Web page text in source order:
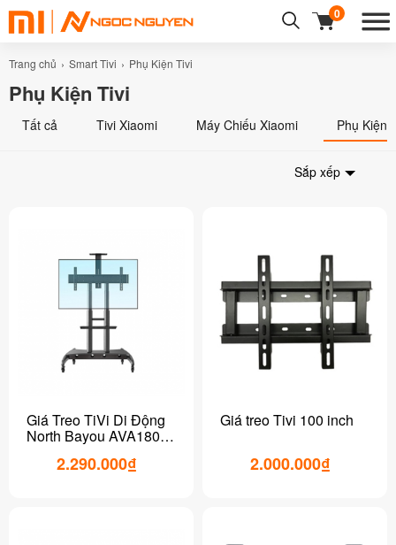
0
Trang chủ Smart Tivi Phụ Kiện Tivi
Phụ Kiện Tivi
Tất cả Tivi Xiaomi Máy Chiếu Xiaomi Phụ Kiện
Sắp xếp
Giá Treo TiVi Di Động
North Bayou AVA1800
2.290.000₫
Giá treo Tivi 100 inch
2.000.000₫